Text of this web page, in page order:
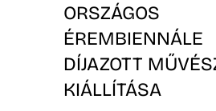
ORSZÁGOS
ÉREMBIENNÁLE
DÍJAZOTT
KIÁLLÍTÁSA